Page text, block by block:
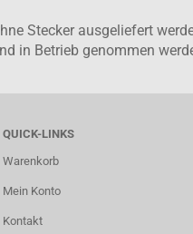
Stecker ausgeliefert
in Betrieb genommen
QUICK-LINKS
Warenkorb
Mein Konto
Kontakt